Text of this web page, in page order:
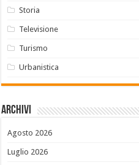
Storia
Televisione
Turismo
Urbanistica
Archivi
Agosto 2026
Luglio 2026